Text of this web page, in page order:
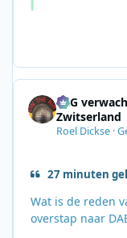
SRG
Zwitserland
Roel Dickse ·
27 minuten
Wat is de reden
overstap naar